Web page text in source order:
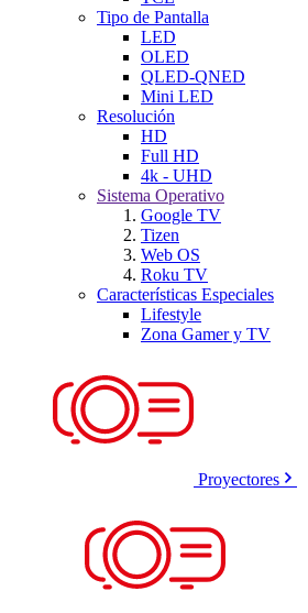
Tipo de Pantalla
LED
OLED
QLED-QNED
Mini LED
Resolución
HD
Full HD
4k - UHD
Sistema Operativo
Google TV
Tizen
Web OS
Roku TV
Características Especiales
Lifestyle
Zona Gamer y TV
Proyectores